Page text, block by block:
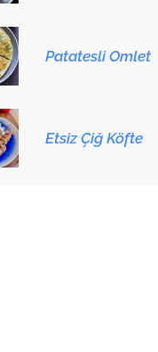
Patatesli Omlet
Etsiz Çiğ Köfte